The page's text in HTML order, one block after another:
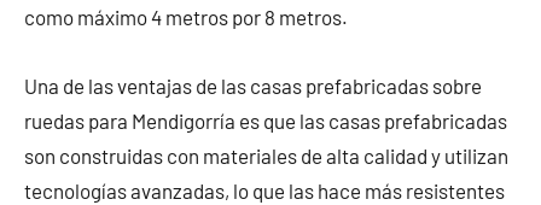
como máximo 4 metros por 8 metros.
Una de las ventajas de las casas prefabricadas sobre
ruedas para Mendigorría es que las casas prefabricadas
son construidas con materiales de alta calidad y utilizan
tecnologías avanzadas, lo que las hace más resistentes